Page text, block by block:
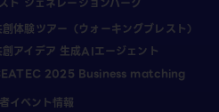
創体験ツアー（ウォーキングブレスト）
創アイデア 生成AIエージェント
2025 Business matching
イベント情報